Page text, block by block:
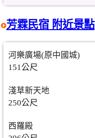
芳霖民宿 附近景點
河樂廣場(原中國城)
151公尺
淺草新天地
250公尺
西羅殿